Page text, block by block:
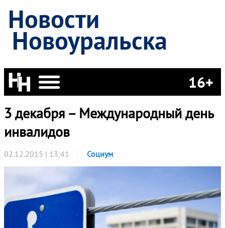
Новости
Новоуральска
16+
3 декабря – Международный день
инвалидов
02.12.2015 | 13:41 Социум